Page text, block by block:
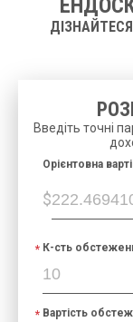
Введіть точні
$
Орієнтовна
К-сть
Вартість